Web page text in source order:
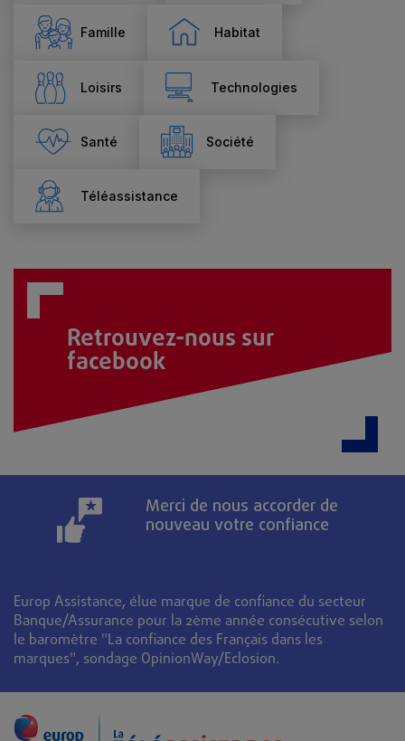
Famille Habitat
Loisirs Technologies
Santé Société
Téléassistance
Retrouvez-nous sur
facebook
Merci de nous accorder de
nouveau votre confiance
Europ Assistance, élue marque de confiance du secteur
Banque/Assurance pour la 2ème année consécutive selon
le baromètre "La confiance des Français dans les
marques", sondage OpinionWay/Eclosion.